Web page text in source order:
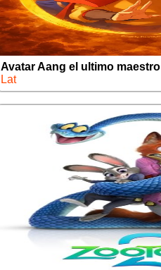
Avatar Aang el ultimo
Lat